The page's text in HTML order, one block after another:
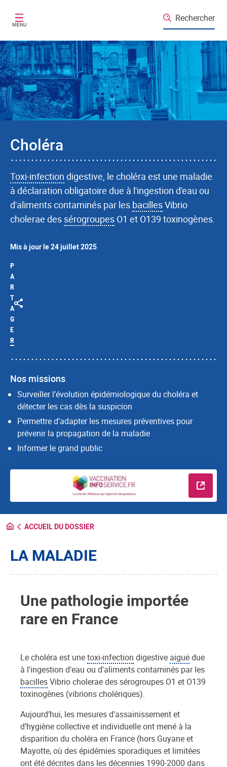
MENU
Rechercher
Choléra
Toxi-infection digestive, le choléra est une maladie
à déclaration obligatoire due à l'ingestion d'eau ou
d'aliments contaminés par les bacillesVibrio
cholerae des sérogroupes O1 et O139 toxinogènes.
Mis à jour le 24 juillet 2025
P
A
R
T
A
G
E
R
Nos missions
Surveiller l’évolution épidémiologique du choléra et
détecter les cas dès la suspicion
Permettre d’adapter les mesures préventives pour
prévenir la propagation de la maladie
Informer le grand public
En
ACCUEIL DU DOSSIER
LA MALADIE
Une pathologie importée
rare en France
Le choléra est unetoxi-infection digestive aiguëdue
à l'ingestion d'eau ou d'aliments contaminés par les
bacillesVibrio cholerae des sérogroupes O1 et O139
toxinogènes (vibrions cholériques).
Aujourd’hui, les mesures d’assainissement et
d’hygiène collective et individuelle ont mené à la
disparition du choléra en France (hors Guyane et
Mayotte, où des épidémies sporadiques et limitées
ont été décrites dans les décennies 1990-2000 dans